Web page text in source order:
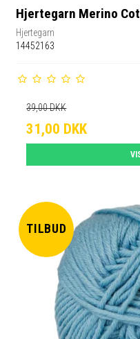
Hjertegarn Merino
Hjertegarn
14452163
39,00 DKK
31,00 DKK
TILBUD